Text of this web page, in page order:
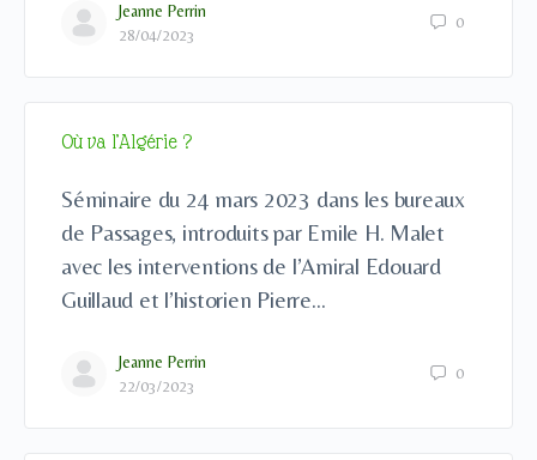
Jeanne Perrin
28/04/2023
0
Où va l’Algérie ?
Séminaire du 24 mars 2023 dans les bureaux
de Passages, introduits par Emile H. Malet
avec les interventions de l’Amiral Edouard
Guillaud et l’historien Pierre…
Jeanne Perrin
22/03/2023
0